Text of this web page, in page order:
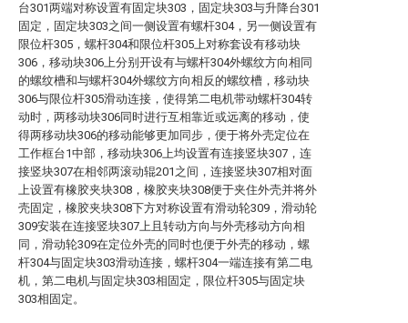
台301两端对称设置有固定块303，固定块303与升降台301
固定，固定块303之间一侧设置有螺杆304，另一侧设置有
限位杆305，螺杆304和限位杆305上对称套设有移动块
306，移动块306上分别开设有与螺杆304外螺纹方向相同
的螺纹槽和与螺杆304外螺纹方向相反的螺纹槽，移动块
306与限位杆305滑动连接，使得第二电机带动螺杆304转
动时，两移动块306同时进行互相靠近或远离的移动，使
得两移动块306的移动能够更加同步，便于将外壳定位在
工作框台1中部，移动块306上均设置有连接竖块307，连
接竖块307在相邻两滚动辊201之间，连接竖块307相对面
上设置有橡胶夹块308，橡胶夹块308便于夹住外壳并将外
壳固定，橡胶夹块308下方对称设置有滑动轮309，滑动轮
309安装在连接竖块307上且转动方向与外壳移动方向相
同，滑动轮309在定位外壳的同时也便于外壳的移动，螺
杆304与固定块303滑动连接，螺杆304一端连接有第二电
机，第二电机与固定块303相固定，限位杆305与固定块
303相固定。